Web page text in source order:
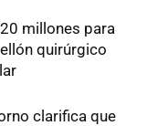
millones para
quirúrgico
clarifica que